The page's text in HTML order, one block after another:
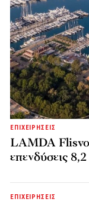
ΕΠΙΧΕΙΡΗΣΕΙΣ
LAMDA
επενδύσεις
ΕΠΙΧΕΙΡΗΣΕΙΣ